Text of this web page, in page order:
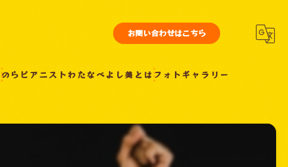
お問い合わせはこちら
のらピアニストわたなべよし美とはフォトギャラリー